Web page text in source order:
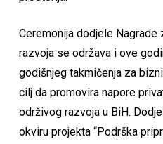
Ceremonija dodjele
razvoja se održava i ove
godišnjeg takmičenja za
cilj da promovira napore
održivog razvoja u BiH.
okviru projekta “Podrška